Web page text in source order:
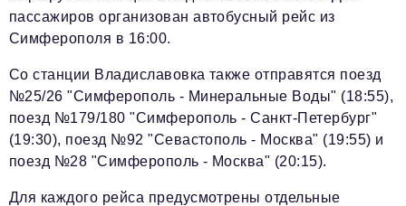
пассажиров организован автобусный рейс из
Симферополя в 16:00.
Со станции Владиславовка также отправятся поезд
№25/26 "Симферополь - Минеральные Воды" (18:55),
поезд №179/180 "Симферополь - Санкт-Петербург"
(19:30), поезд №92 "Севастополь - Москва" (19:55) и
поезд №28 "Симферополь - Москва" (20:15).
Для каждого рейса предусмотрены отдельные